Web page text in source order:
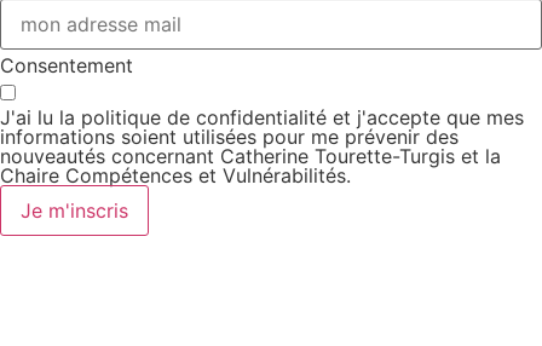
Consentement
J'ai lu la politique de confidentialité et j'accepte que mes
informations soient utilisées pour me prévenir des
nouveautés concernant Catherine Tourette-Turgis et la
Chaire Compétences et Vulnérabilités.
Je m'inscris